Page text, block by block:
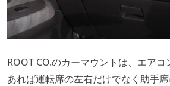
ROOT CO.のカーマウントは、エアコ
あれば運転席の左右だけでなく助手席